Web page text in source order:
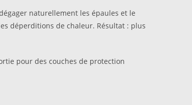
naturellement les épaules et le
déperditions de chaleur. Résultat : plus
pour des couches de protection